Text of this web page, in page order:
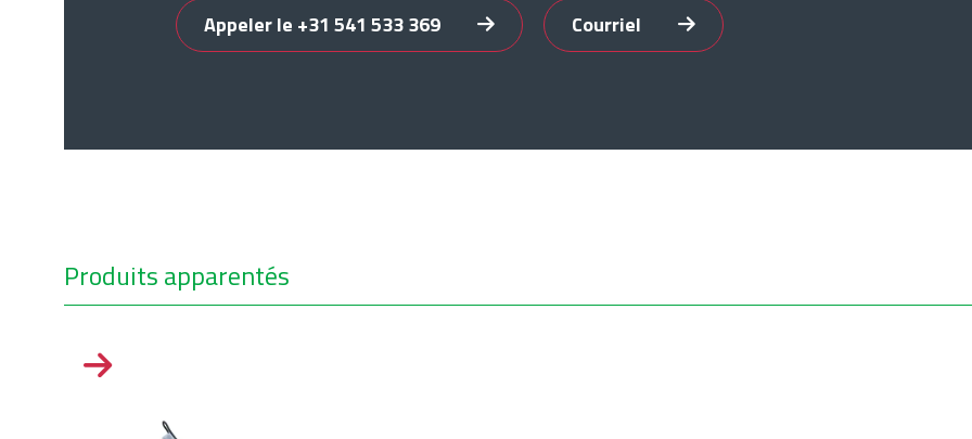
Appeler le +31 541 533 369 Courriel
Produits apparentés